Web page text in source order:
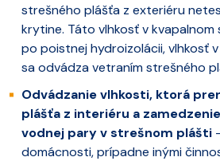
strešného plášťa z exteriéru
krytine. Táto vlhkosť v
po poistnej hydroizolácii, vlhkosť
sa odvádza vetraním strešného
Odvádzanie vlhkosti, ktorá
plášťa z interiéru a
vodnej pary v strešnom plášti
domácnosti, prípadne inými